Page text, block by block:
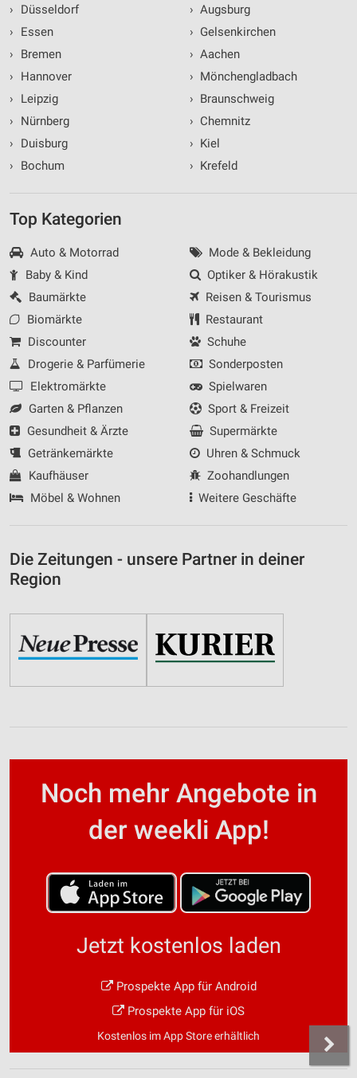
›
Düsseldorf
›
Essen
›
Bremen
›
Hannover
›
Leipzig
›
Nürnberg
›
Duisburg
›
Bochum
› Augsburg
› Gelsenkirchen
› Aachen
› Mönchengladbach
› Braunschweig
› Chemnitz
› Kiel
› Krefeld
Top Kategorien
Auto & Motorrad
Baby & Kind
Baumärkte
Biomärkte
Discounter
Drogerie & Parfümerie
Elektromärkte
Garten & Pflanzen
Gesundheit & Ärzte
Getränkemärkte
Kaufhäuser
Möbel & Wohnen
Mode & Bekleidung
Optiker & Hörakustik
Reisen & Tourismus
Restaurant
Schuhe
Sonderposten
Spielwaren
Sport & Freizeit
Supermärkte
Uhren & Schmuck
Zoohandlungen
Weitere Geschäfte
Die Zeitungen - unsere Partner in deiner
Region
Noch mehr Angebote in
der weekli App!
Jetzt kostenlos laden
Prospekte App für Android
Prospekte App für iOS
Kostenlos im App Store erhältlich